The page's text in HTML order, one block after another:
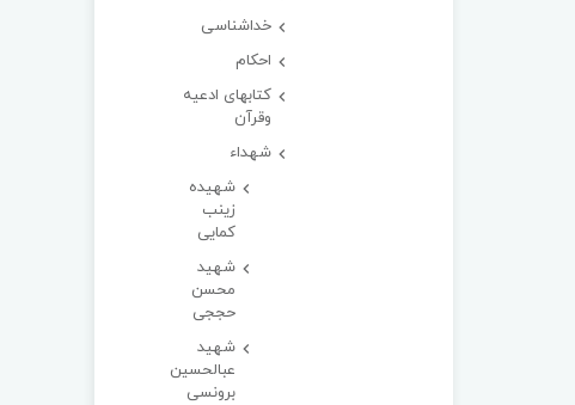
خداشناسی
احکام
کتابهای ادعیه
وقرآن
شهداء
شهیده
زینب
کمایی
شهید
محسن
حججی
شهید
عبالحسین
برونسی